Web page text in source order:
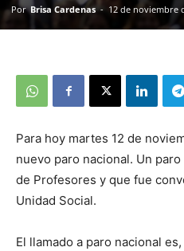
Por Brisa Cardenas - 12 de noviembre
Para hoy martes 12 de
nuevo paro nacional. Un
de Profesores y que fue
Unidad Social.
El llamado a paro nacional